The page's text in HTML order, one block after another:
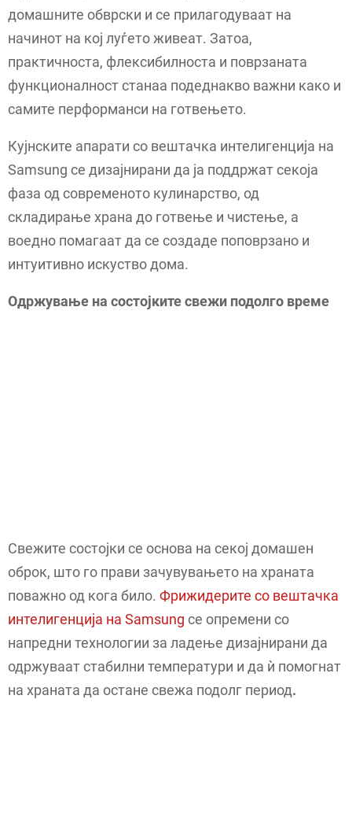
домашните обврски и се прилагодуваат на
начинот на кој луѓето живеат. Затоа,
практичноста, флексибилноста и поврзаната
функционалност станаа подеднакво важни како и
самите перформанси на готвењето.
Кујнските апарати со вештачка интелигенција на
Samsung се дизајнирани да ја поддржат секоја
фаза од современото кулинарство, од
складирање храна до готвење и чистење, а
воедно помагаат да се создаде поповрзано и
интуитивно искуство дома.
Одржување на состојките свежи подолго време
Свежите состојки се основа на секој домашен
оброк, што го прави зачувувањето на храната
поважно од кога било. Фрижидерите со вештачка
интелигенција на Samsung се опремени со
напредни технологии за ладење дизајнирани да
одржуваат стабилни температури и да ѝ помогнат
на храната да остане свежа подолг период.